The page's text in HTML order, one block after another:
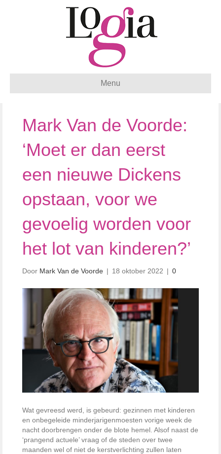
Menu
Mark Van de Voorde:
‘Moet er dan eerst
een nieuwe Dickens
opstaan, voor we
gevoelig worden voor
het lot van kinderen?’
Door Mark Van de Voorde | 18 oktober 2022 | 0
Wat gevreesd werd, is gebeurd: gezinnen met kinderen
en onbegeleide minderjarigenmoesten vorige week de
nacht doorbrengen onder de blote hemel. Alsof naast de
‘prangend actuele’ vraag of de steden over twee
maanden wel of niet de kerstverlichting zullen laten